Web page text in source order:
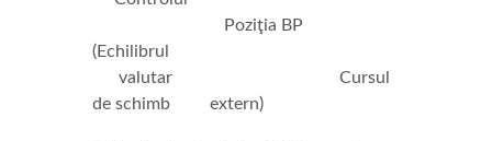
Poziţia BP
(Echilibrul
valutar Cursul
de schimb extern)